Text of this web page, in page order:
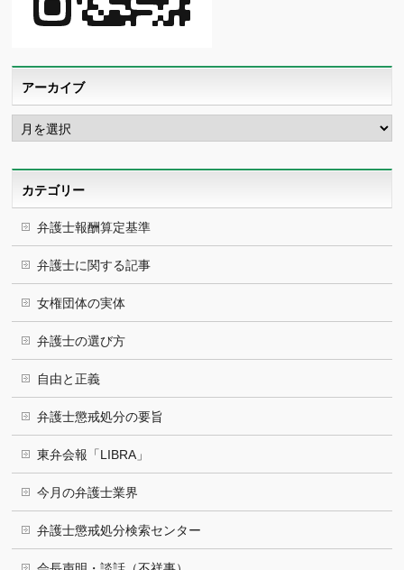
アーカイブ
ア
ー
カ
カテゴリー
弁護士報酬算定基準
弁護士に関する記事
女権団体の実体
弁護士の選び方
自由と正義
弁護士懲戒処分の要旨
東弁会報「LIBRA」
今月の弁護士業界
弁護士懲戒処分検索センター